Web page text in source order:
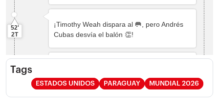
Tags
ESTADOS UNIDOS PARAGUAY MUNDIAL 2026